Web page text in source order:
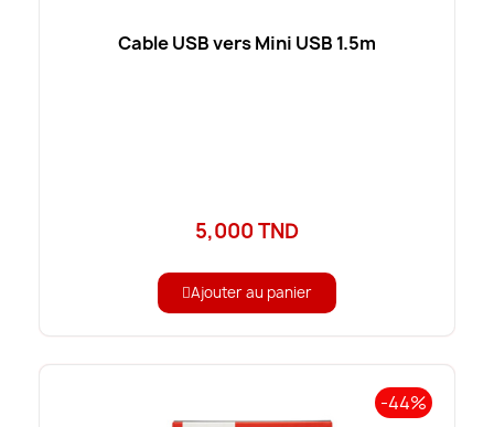
Cable USB vers Mini USB 1.5m
5,000 TND
Ajouter au panier
-44%